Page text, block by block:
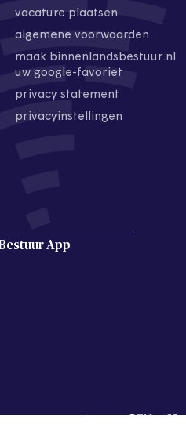
vacature plaatsen
algemene voorwaarden
maak binnenlandsbestuur.nl
uw google-favoriet
privacy statement
privacyinstellingen
App